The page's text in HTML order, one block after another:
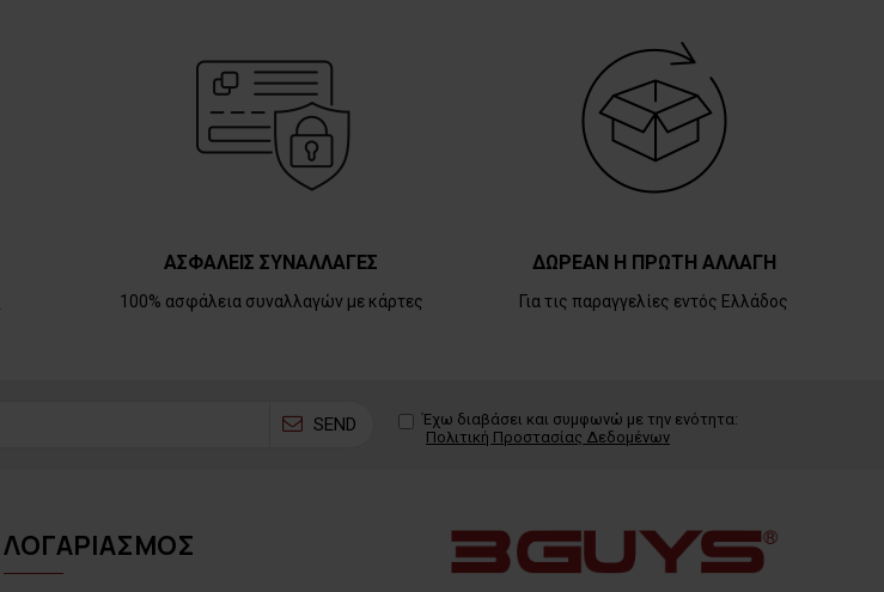
ΑΣΦΑΛΕΙΣ ΣΥΝΑΛΛΑΓΕΣ
100% ασφάλεια συναλλαγών με κάρτες
ΔΩΡΕΑΝ Η ΠΡΩΤΗ ΑΛΛΑΓΗ
Για τις παραγγελίες εντός Ελλάδος
SEND
Έχω διαβάσει και συμφωνώ με την ενότητα:
Πολιτική Προστασίας Δεδομένων
ΛΟΓΑΡΙΑΣΜΟΣ